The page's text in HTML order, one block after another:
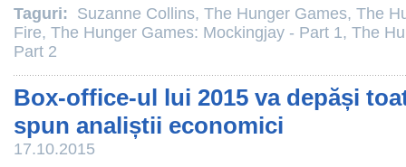
Taguri: Suzanne Collins, The Hunger Games, The
Fire, The Hunger Games: Mockingjay - Part 1, The
Part 2
Box-office-ul lui 2015 va depăși
spun analiștii economici
17.10.2015